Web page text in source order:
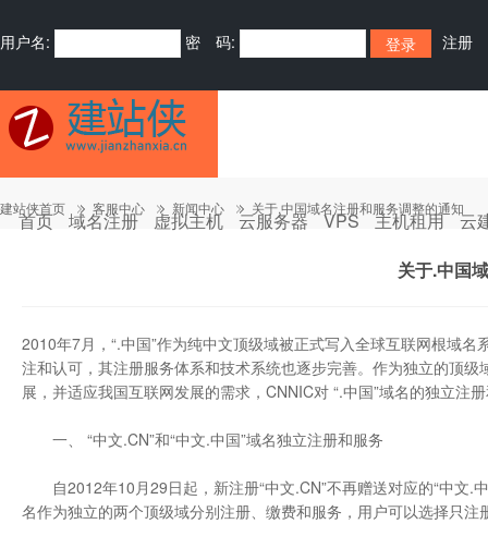
用户名: 密 码: 注册
首页 域名注册 虚拟主机 云服务器 VPS 主机租用 云
建站侠首页 客服中心 新闻中心 关于.中国域名注册和服务调整的通知
关于.中国
2010年7月，“.中国”作为纯中文顶级域被正式写入全球互联网根域
注和认可，其注册服务体系和技术系统也逐步完善。作为独立的顶
展，并适应我国互联网发展的需求，CNNIC对 “.中国”域名的独立注
一、 “中文.CN”和“中文.中国”域名独立注册和服务
自2012年10月29日起，新注册“中文.CN”不再赠送对应的“中文.中
名作为独立的两个顶级域分别注册、缴费和服务，用户可以选择只注